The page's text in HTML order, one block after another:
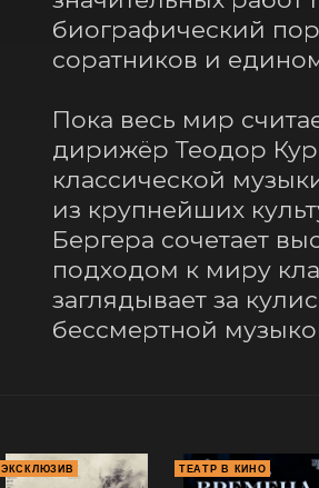
биографический
соратников и
Пока весь мир
дирижёр Теодор
классической
из крупнейших
Бергера сочетает
подходом к миру
заглядывает за
бессмертной
ЭКСКЛЮЗИВ ТЕАТР В КИНО